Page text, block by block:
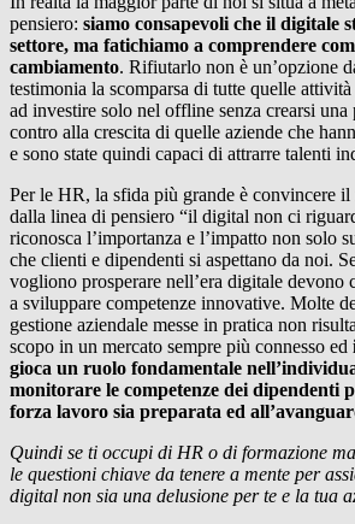
pensiero: siamo consapevoli che il digitale
settore, ma fatichiamo a comprendere
cambiamento. Rifiutarlo non è un’opzione
testimonia la scomparsa di tutte quelle
ad investire solo nel offline senza crearsi
contro alla crescita di quelle aziende che
e sono state quindi capaci di attrarre talenti
Per le HR, la sfida più grande è convincere il
dalla linea di pensiero “il digital non ci
riconosca l’importanza e l’impatto non solo
che clienti e dipendenti si aspettano da noi.
vogliono prosperare nell’era digitale devono
a sviluppare competenze innovative. Molte
gestione aziendale messe in pratica non
scopo in un mercato sempre più connesso ed
gioca un ruolo fondamentale
monitorare le competenze dei dipendenti
forza lavoro sia preparata ed
Quindi se ti occupi di HR o di formazione
le questioni chiave da tenere a mente per
digital non sia una delusione per te e la tua